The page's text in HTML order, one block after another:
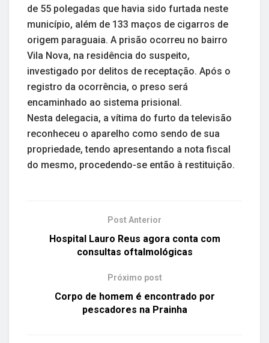
de 55 polegadas que havia sido furtada neste
município, além de 133 maços de cigarros de
origem paraguaia. A prisão ocorreu no bairro
Vila Nova, na residência do suspeito,
investigado por delitos de receptação. Após o
registro da ocorrência, o preso será
encaminhado ao sistema prisional.
Nesta delegacia, a vítima do furto da televisão
reconheceu o aparelho como sendo de sua
propriedade, tendo apresentando a nota fiscal
do mesmo, procedendo-se então à restituição.
Post Anterior
Hospital Lauro Reus agora conta com
consultas oftalmológicas
Próximo post
Corpo de homem é encontrado por
pescadores na Prainha